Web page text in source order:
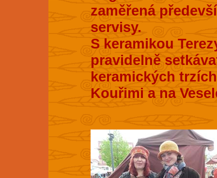
zaměřená
servisy.
S keramikou
pravidelně
keramických
Kouřimi a na